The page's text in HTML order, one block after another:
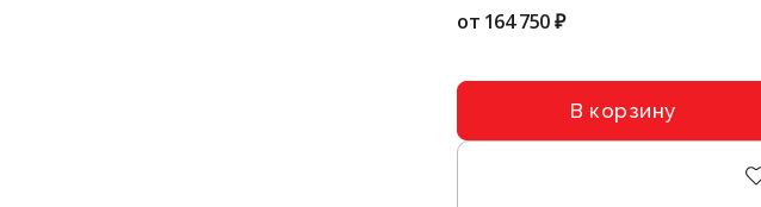
от 164 750 ₽
В корзину